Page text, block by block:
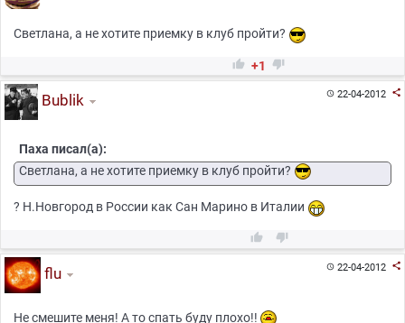
Светлана, а не хотите приемку в клуб пройти?
 +1 
22-04-2012 
Bublik
Паха писал(а):
Светлана, а не хотите приемку в клуб пройти?
? Н.Новгород в России как Сан Марино в Италии
 
22-04-2012 
flu
Не смешите меня! А то спать буду плохо!!